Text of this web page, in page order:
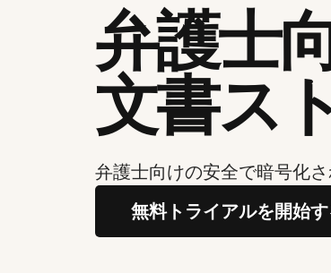
弁護士
文書ス
弁護士向けの安全で暗号化
無料トライアルを開始